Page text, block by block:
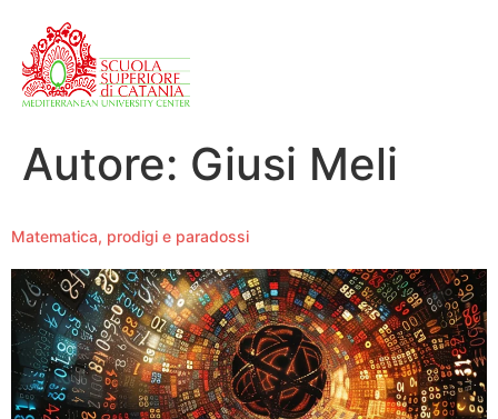
Autore: Giusi Meli
Matematica, prodigi e paradossi